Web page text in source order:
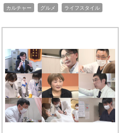
カルチャー グルメ ライフスタイル